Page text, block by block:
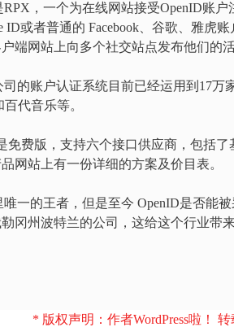
RPX，一个为在线网站接受OpenID账
ID或者普通的 Facebook、谷歌、雅虎
端网站上向多个社交站点发布他们的活
的账户认证系统目前已经运用到17万
代音乐等。
免费版，支持六个接口供应商，包括
网站上有一份详细的方案及价目表。
唯一的王者，但是至今 OpenID是否能
冈州波特兰的公司，这给这个行业带
* 版权声明：作者WordPress啦！ 转